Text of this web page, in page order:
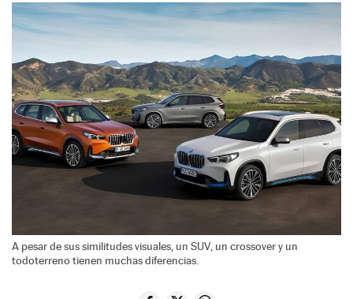
A pesar de sus similitudes visuales, un SUV, un crossover y un
todoterreno tienen muchas diferencias.